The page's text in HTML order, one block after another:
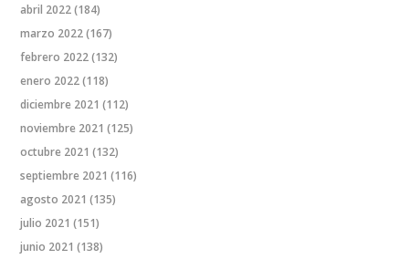
abril 2022(184)
marzo 2022(167)
febrero 2022(132)
enero 2022(118)
diciembre 2021 (112)
noviembre 2021 (125)
octubre 2021 (132)
septiembre 2021 (116)
agosto 2021 (135)
julio 2021 (151)
junio 2021 (138)